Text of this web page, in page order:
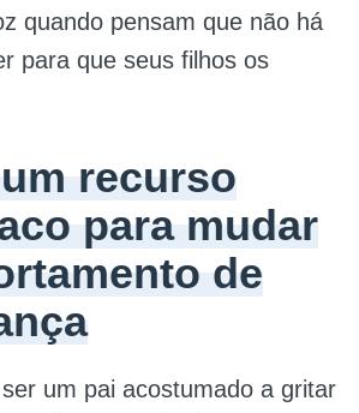
quando pensam que não há
para que seus filhos os
recurso
para mudar
de
um pai acostumado a gritar